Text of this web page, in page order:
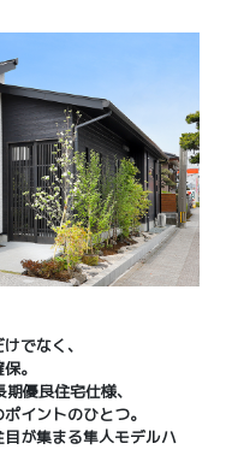
でなく、
。
優良住宅仕様、
イントのひとつ。
が集まる隼人モデルハ